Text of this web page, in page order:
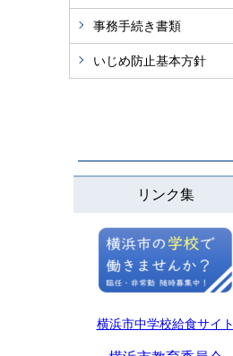
事務手続き書類
いじめ防止基本方針
リンク集
横浜市中学校給食サイト